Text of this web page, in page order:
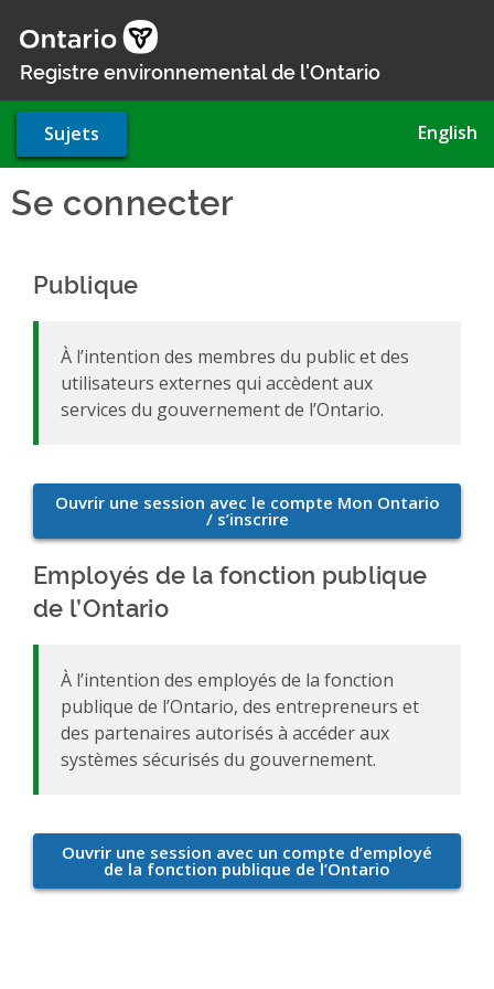
au
contenu
Registre environnemental de l'Ontario
Sujets English
Se connecter
Publique
À l’intention des membres du public et des
utilisateurs externes qui accèdent aux
services du gouvernement de l’Ontario.
Employés de la fonction publique
de l’Ontario
À l’intention des employés de la fonction
publique de l’Ontario, des entrepreneurs et
des partenaires autorisés à accéder aux
systèmes sécurisés du gouvernement.